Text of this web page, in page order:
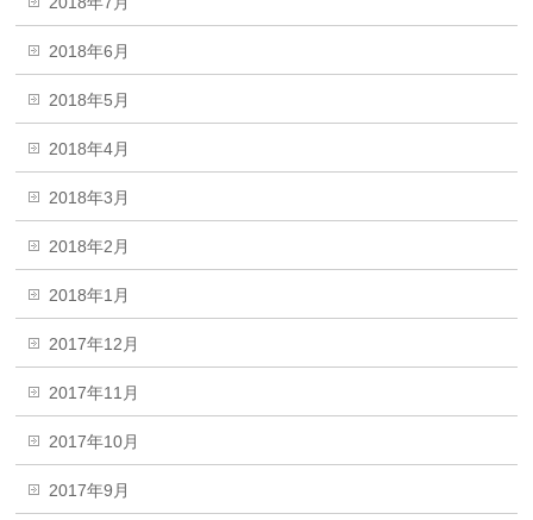
2018年6月
2018年5月
2018年4月
2018年3月
2018年2月
2018年1月
2017年12月
2017年11月
2017年10月
2017年9月